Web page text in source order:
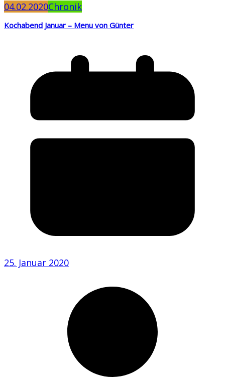
04.02.2020Chronik
Kochabend Januar – Menu von Günter
25. Januar 2020